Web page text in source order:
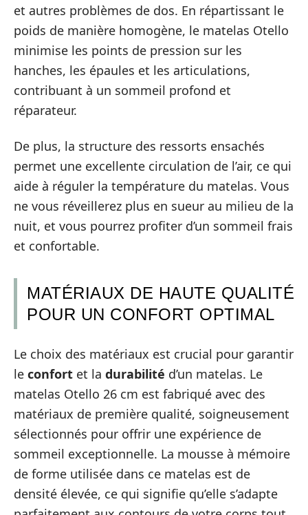
et autres problèmes de dos. En répartissant le
poids de manière homogène, le matelas Otello
minimise les points de pression sur les
hanches, les épaules et les articulations,
contribuant à un sommeil profond et
réparateur.
De plus, la structure des ressorts ensachés
permet une excellente circulation de l’air, ce qui
aide à réguler la température du matelas. Vous
ne vous réveillerez plus en sueur au milieu de la
nuit, et vous pourrez profiter d’un sommeil frais
et confortable.
MATÉRIAUX DE HAUTE QUALITÉ
POUR UN CONFORT OPTIMAL
Le choix des matériaux est crucial pour garantir
le confort et la durabilité d’un matelas. Le
matelas Otello 26 cm est fabriqué avec des
matériaux de première qualité, soigneusement
sélectionnés pour offrir une expérience de
sommeil exceptionnelle. La mousse à mémoire
de forme utilisée dans ce matelas est de
densité élevée, ce qui signifie qu’elle s’adapte